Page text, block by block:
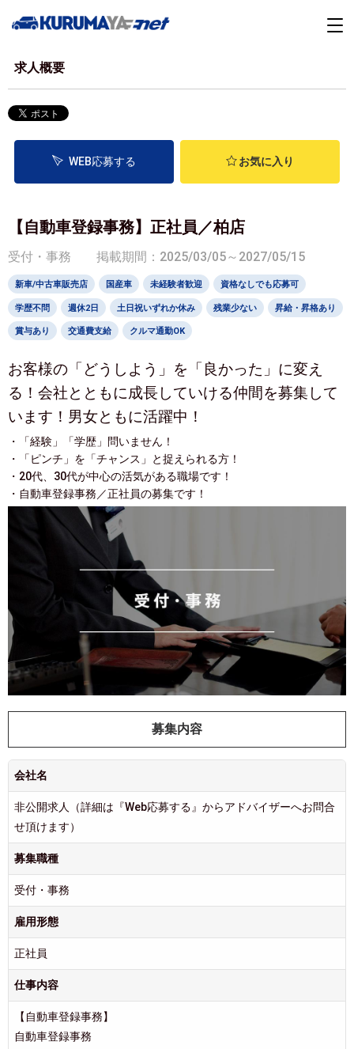
求人概要
WEB応募する お気に入り
【自動車登録事務】正社員／柏店
受付・事務 掲載期間：2025/03/05～2027/05/15
新車/中古車販売店 国産車 未経験者歓迎 資格なしでも応募可
学歴不問 週休2日 土日祝いずれか休み 残業少ない 昇給・昇格あり
賞与あり 交通費支給 クルマ通勤OK
お客様の「どうしよう」を「良かった」に変え
る！会社とともに成長していける仲間を募集して
います！男女ともに活躍中！
・「経験」「学歴」問いません！
・「ピンチ」を「チャンス」と捉えられる方！
・20代、30代が中心の活気がある職場です！
・自動車登録事務／正社員の募集です！
募集内容
会社名
非公開求人（詳細は『Web応募する』からアドバイザーへお問合
せ頂けます）
募集職種
受付・事務
雇用形態
正社員
仕事内容
【自動車登録事務】
自動車登録事務